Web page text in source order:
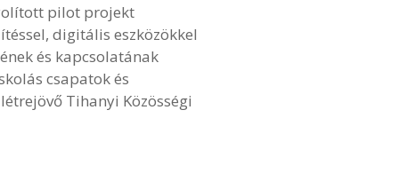
pilot projekt
digitális eszközökkel
és kapcsolatának
csapatok és
Tihanyi Közösségi